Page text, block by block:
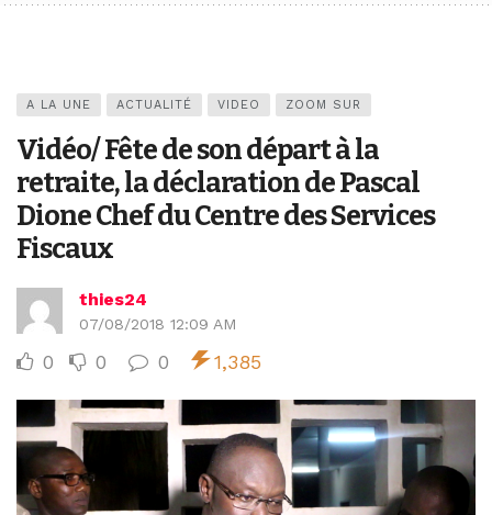
A LA UNE ACTUALITÉ VIDEO ZOOM SUR
Vidéo/ Fête de son départ à la
retraite, la déclaration de Pascal
Dione Chef du Centre des Services
Fiscaux
thies24
07/08/2018 12:09 AM
0 0 0 1,385